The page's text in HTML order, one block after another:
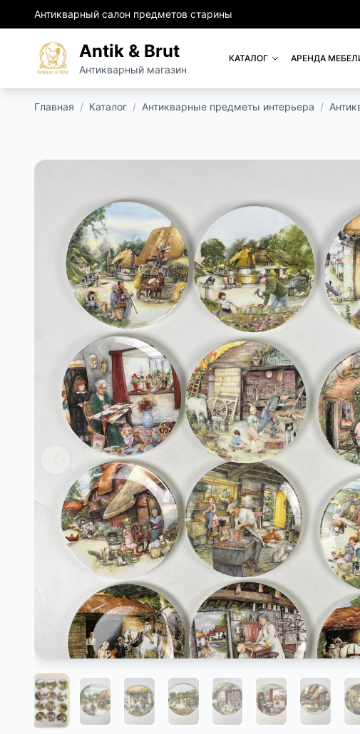
Антикварный салон предметов старины
Antik & Brut
Антикварный магазин
КАТАЛОГ АРЕНДА
Главная / Каталог / Антикварные предметы интерьера /